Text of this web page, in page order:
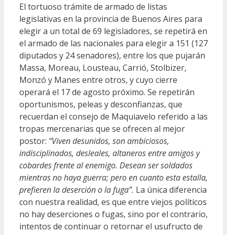
El tortuoso trámite de armado de listas
legislativas en la provincia de Buenos Aires para
elegir a un total de 69 legisladores, se repetirá en
el armado de las nacionales para elegir a 151 (127
diputados y 24 senadores), entre los que pujarán
Massa, Moreau, Lousteau, Carrió, Stolbizer,
Monzó y Manes entre otros, y cuyo cierre
operará el 17 de agosto próximo. Se repetirán
oportunismos, peleas y desconfianzas, que
recuerdan el consejo de Maquiavelo referido a las
tropas mercenarias que se ofrecen al mejor
postor: “Viven desunidos, son ambiciosos,
indisciplinados, desleales, altaneros entre amigos y
cobardes frente al enemigo. Desean ser soldados
mientras no haya guerra; pero en cuanto esta estalla,
prefieren la deserción o la fuga”. La única diferencia
con nuestra realidad, es que entre viejos políticos
no hay deserciones o fugas, sino por el contrario,
intentos de continuar o retornar el usufructo de